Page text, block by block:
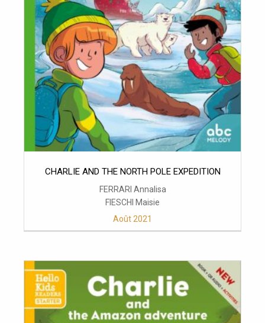
CHARLIE AND THE NORTH POLE EXPEDITION
FERRARI Annalisa
FIESCHI Maisie
Août 2021